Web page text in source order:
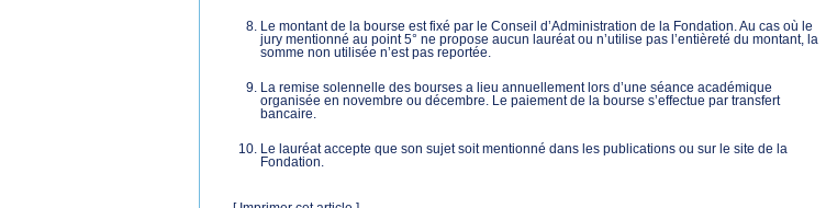
Le montant de la bourse est fixé par le Conseil d’Administration de la Fondation. Au cas où le
jury mentionné au point 5° ne propose aucun lauréat ou n’utilise pas l’entièreté du montant, la
somme non utilisée n’est pas reportée.
La remise solennelle des bourses a lieu annuellement lors d’une séance académique
organisée en novembre ou décembre. Le paiement de la bourse s’effectue par transfert
bancaire.
Le lauréat accepte que son sujet soit mentionné dans les publications ou sur le site de la
Fondation.